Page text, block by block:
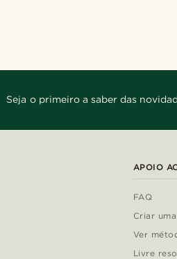
Seja o primeiro a saber das
APOIO
FAQ
Criar
Ver
Livre